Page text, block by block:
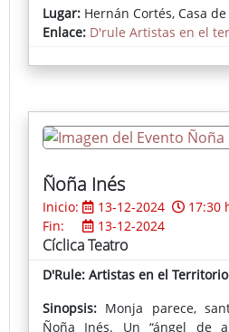
vacaciones en el Caribe. El
empleo, pero no quiere que
con él a su, en principio,
límite. Nada puede hacer
alguien dentro de la casa,
personajes capaces de
han impuesto sin perder la
Ficha completa del espectáculo
Lugar: Hernán Cortés, Casa
Enlace: D'rule Artistas en el
Ñoña Inés
Inicio: 13-12-2024
17:30
Fin:
13-12-2024
Cíclica Teatro
D'Rule: Artistas en el
Sinopsis: Monja parece,
Ñoña Inés. Un “ángel de